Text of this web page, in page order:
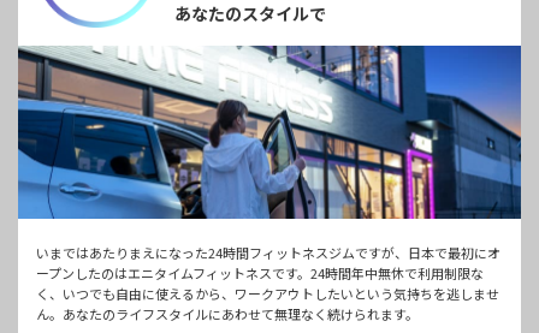
あなたのスタイルで
いまではあたりまえになった24時間フィットネスジムですが、日本で最初にオ
ープンしたのはエニタイムフィットネスです。24時間年中無休で利用制限な
く、いつでも自由に使えるから、ワークアウトしたいという気持ちを逃しませ
ん。あなたのライフスタイルにあわせて無理なく続けられます。